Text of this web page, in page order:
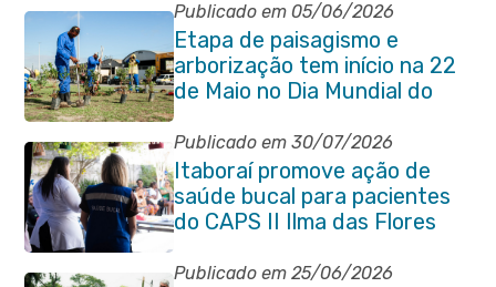
Publicado em 05/06/2026
Etapa de paisagismo e
arborização tem início na 22
de Maio no Dia Mundial do
Meio Ambiente
Publicado em 30/07/2026
Itaboraí promove ação de
saúde bucal para pacientes
do CAPS II Ilma das Flores
Publicado em 25/06/2026